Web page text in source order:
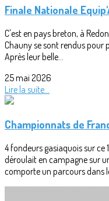
Finale Nationale
C'est en pays breton, à
Chauny se sont rendus pour
Après leur belle...
25 mai 2026
Lire la suite...
Championnats de
4 fondeurs gasiaquois sur
déroulait en campagne sur
comporte un parcours dans